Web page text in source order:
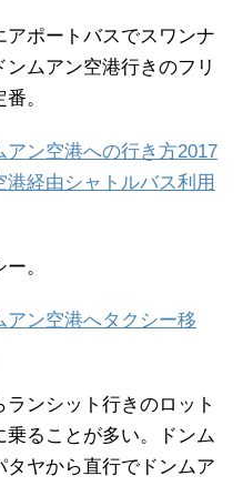
ポートバスでスワンナ
ムアン空港行きのフリ
。
アン空港への行き方2017
経由シャトルバス利用
。
アン空港へタクシー移
ンシット行きのロット
ることが多い。ドンム
ヤから直行でドンムア